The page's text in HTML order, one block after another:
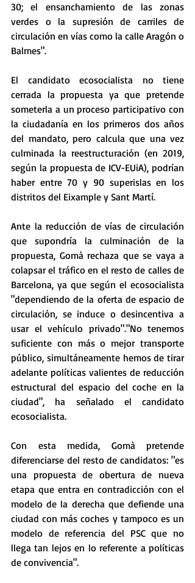
30; el ensanchamiento de las zonas
verdes o la supresión de carriles de
circulación en vías como la calle Aragón o
Balmes".
El candidato ecosocialista no tiene
cerrada la propuesta ya que pretende
someterla a un proceso participativo con
la ciudadanía en los primeros dos años
del mandato, pero calcula que una vez
culminada la reestructuración (en 2019,
según la propuesta de ICV-EUiA), podrían
haber entre 70 y 90 superislas en los
distritos del Eixample y Sant Martí.
Ante la reducción de vías de circulación
que supondría la culminación de la
propuesta, Gomà rechaza que se vaya a
colapsar el tráfico en el resto de calles de
Barcelona, ya que según el ecosocialista
"dependiendo de la oferta de espacio de
circulación, se induce o desincentiva a
usar el vehículo privado"."No tenemos
suficiente con más o mejor transporte
público, simultáneamente hemos de tirar
adelante políticas valientes de reducción
estructural del espacio del coche en la
ciudad", ha señalado el candidato
ecosocialista.
Con esta medida, Gomà pretende
diferenciarse del resto de candidatos: "es
una propuesta de obertura de nueva
etapa que entra en contradicción con el
modelo de la derecha que defiende una
ciudad con más coches y tampoco es un
modelo de referencia del PSC que no
llega tan lejos en lo referente a políticas
de convivencia".